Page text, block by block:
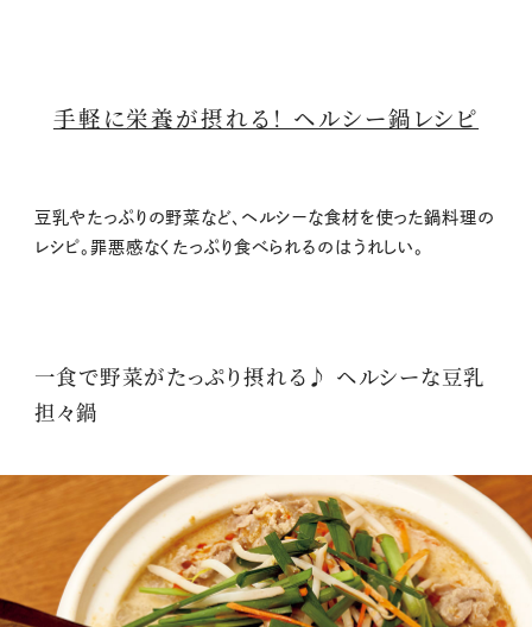
手軽に栄養が摂れる！ ヘルシー鍋レシピ
豆乳やたっぷりの野菜など、ヘルシーな食材を使った鍋料理の
レシピ。罪悪感なくたっぷり食べられるのはうれしい。
一食で野菜がたっぷり摂れる♪ ヘルシーな豆乳
担々鍋